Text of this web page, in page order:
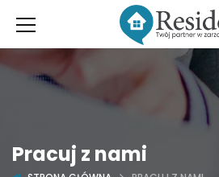
Pracuj z nami